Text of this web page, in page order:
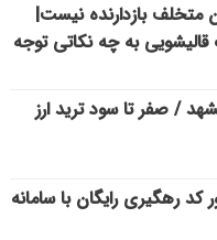
متخلف بازدارنده نیست|
به چه نکاتی توجه
/ صفر تا سود ترید ارز
رهگیری رایگان با سامانه